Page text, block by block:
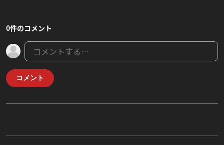
0件のコメント
コメント